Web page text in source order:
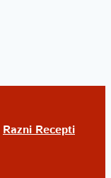
Razni Recepti